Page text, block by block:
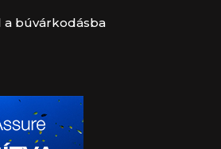
búvárkodásba